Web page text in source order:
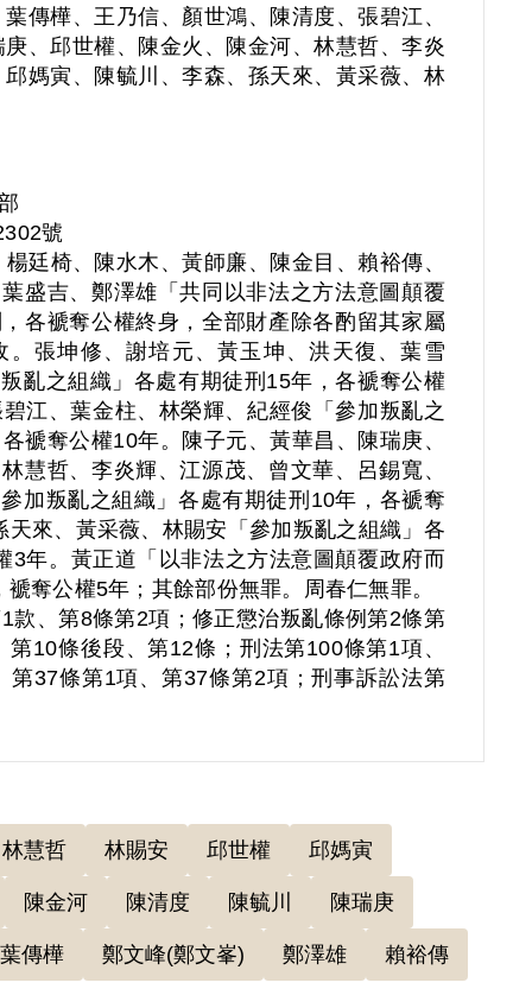
傳樺、王乃信、顏世鴻、陳清度、張碧江、
、邱世權、陳金火、陳金河、林慧哲、李炎
媽寅、陳毓川、李森、孫天來、黃采薇、林
號
廷椅、陳水木、黃師廉、陳金目、賴裕傳、
盛吉、鄭澤雄「共同以非法之方法意圖顛覆
各褫奪公權終身，全部財產除各酌留其家屬
。張坤修、謝培元、黃玉坤、洪天復、葉雪
亂之組織」各處有期徒刑15年，各褫奪公權
江、葉金柱、林榮輝、紀經俊「參加叛亂之
褫奪公權10年。陳子元、黃華昌、陳瑞庚、
慧哲、李炎輝、江源茂、曾文華、呂錫寬、
加叛亂之組織」各處有期徒刑10年，各褫奪
來、黃采薇、林賜安「參加叛亂之組織」各
3年。黃正道「以非法之方法意圖顛覆政府而
奪公權5年；其餘部份無罪。周春仁無罪。
款、第8條第2項；修正懲治叛亂條例第2條第
10條後段、第12條；刑法第100條第1項、
第37條第1項、第37條第2項；刑事訴訟法第
林慧哲 林賜安 邱世權 邱媽寅
陳金河 陳清度 陳毓川 陳瑞庚
葉傳樺 鄭文峰(鄭文峯) 鄭澤雄 賴裕傳